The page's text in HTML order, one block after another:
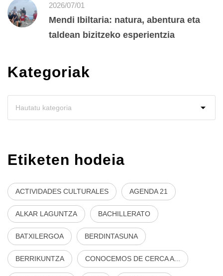
2026/07/01
Mendi Ibiltaria: natura, abentura eta
taldean bizitzeko esperientzia
Kategoriak
Etiketen hodeia
ACTIVIDADES CULTURALES AGENDA 21
ALKAR LAGUNTZA BACHILLERATO
BATXILERGOA BERDINTASUNA
BERRIKUNTZA CONOCEMOS DE CERCA A...